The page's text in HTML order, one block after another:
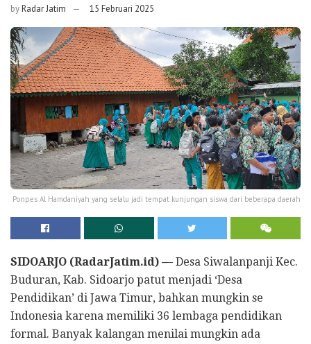
byRadar Jatim 15 Februari 2025
Ponpes Al Hamdaniyah yang selalu jadi tempat kunjungan siswa dari beberapa daerah
SIDOARJO (RadarJatim.id) –– Desa Siwalanpanji Kec.
Buduran, Kab. Sidoarjo patut menjadi ‘Desa
Pendidikan’ di Jawa Timur, bahkan mungkin se
Indonesia karena memiliki 36 lembaga pendidikan
formal. Banyak kalangan menilai mungkin ada